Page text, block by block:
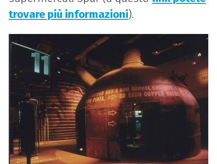
trovare più informazioni).